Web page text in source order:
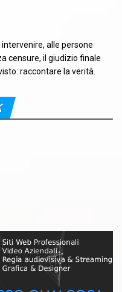
alle persone
censure, il giudizio finale
raccontare la verità.